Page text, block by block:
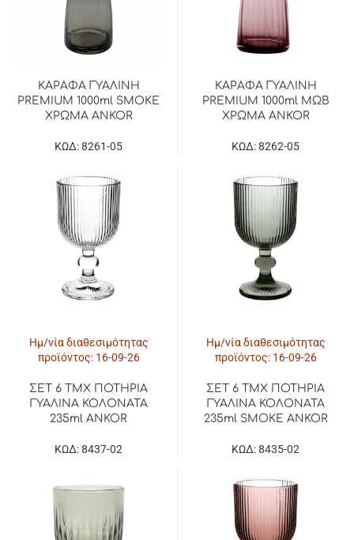
ΚΑΡΑΦΑ ΓΥΑΛΙΝΗ
PREMIUM 1000ml SMOKE
ΧΡΩΜΑ ANKOR
ΚΩΔ: 8261-05
ΚΑΡΑΦΑ ΓΥΑΛΙΝΗ
PREMIUM 1000ml ΜΩΒ
ΧΡΩΜΑ ANKOR
ΚΩΔ: 8262-05
Ημ/νία διαθεσιμότητας
προϊόντος: 16-09-26
ΣΕΤ 6 ΤΜΧ ΠΟΤΗΡΙΑ
ΓΥΑΛΙΝΑ ΚΟΛΟΝΑΤΑ
235ml ANKOR
ΚΩΔ: 8437-02
Ημ/νία διαθεσιμότητας
προϊόντος: 16-09-26
ΣΕΤ 6 ΤΜΧ ΠΟΤΗΡΙΑ
ΓΥΑΛΙΝΑ ΚΟΛΟΝΑΤΑ
235ml SMOKE ANKOR
ΚΩΔ: 8435-02